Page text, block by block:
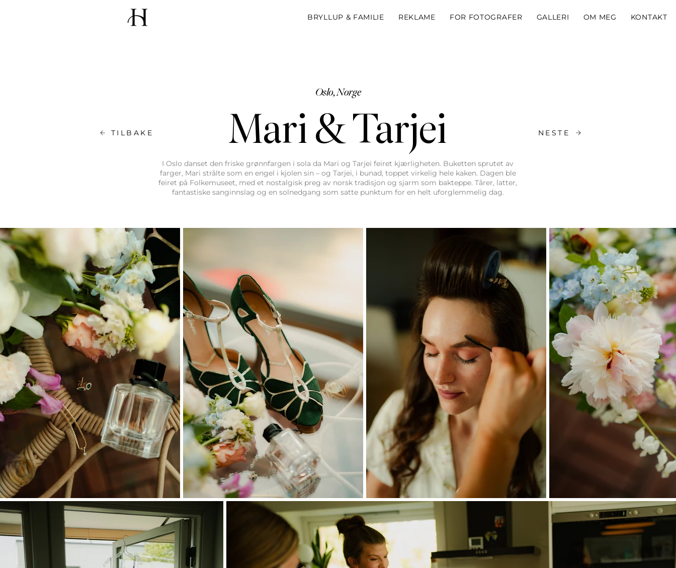
BRYLLUP & FAMILIE REKLAME FOR FOTOGRAFER GALLERI OM MEG KONTAKT
Oslo, Norge
TILBAKE Mari & Tarjei NESTE
I Oslo danset den friske grønnfargen i sola da Mari og Tarjei feiret kjærligheten. Buketten sprutet av
farger, Mari strålte som en engel i kjolen sin – og Tarjei, i bunad, toppet virkelig hele kaken. Dagen ble
feiret på Folkemuseet, med et nostalgisk preg av norsk tradisjon og sjarm som bakteppe. Tårer, latter,
fantastiske sanginnslag og en solnedgang som satte punktum for en helt uforglemmelig dag.